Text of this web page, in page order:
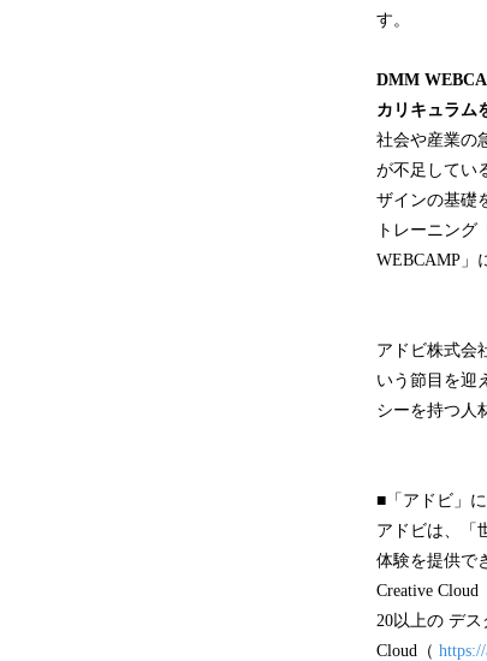
す。
DMM
カリキュラム
社会や産業の
が不足してい
ザインの基礎
トレーニング
WEBCAMP」
アドビ株式会
いう節目を迎
シーを持つ人
■「アドビ」
アドビは、「
体験を提供で
Creative Cloud
20以上の デ
Cloud（